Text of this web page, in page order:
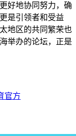
好地协同努力，确
是引领者和受益
地区的共同繁荣也
举办的论坛，正是
官方